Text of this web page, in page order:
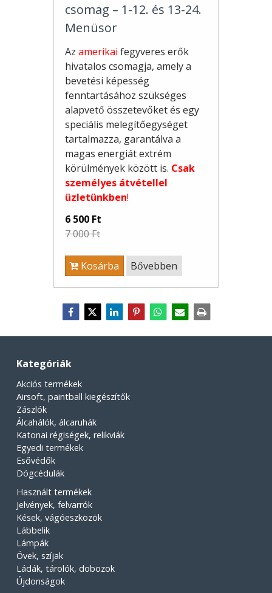
csomag – 1-12. és 13-24.
Menüsor
Az amerikai fegyveres erők
hivatalos csomagja, amely a
bevetési képesség
fenntartásához szükséges
alapvető összetevőket és egy
speciális melegítőegységet
tartalmazza, garantálva a
magas energiát extrém
körülmények között is. Csak
személyes átvétellel
üzletünkben!
6 500 Ft
7 000 Ft
Kosárba Bővebben
Kategóriák
Akciós termékek
Airsoft, paintball kiegészítők
Zászlók
Álcahálók, álcaruhák
Katonai régiségek, relikviák
Egyedi termékek
Esővédők
Dögcédulák
Használt termékek
Jelvények, felvarrók
Kések, vágóeszközök
Lábbelik
Lámpák
Övek, szíjak
Ládák, tárolók, dobozok
Újdonságok